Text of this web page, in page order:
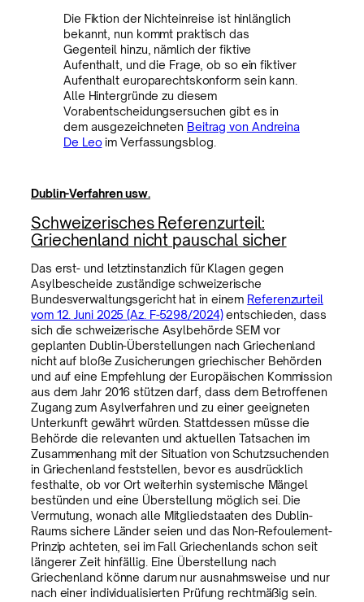
Die Fiktion der Nichteinreise ist hinlänglich
bekannt, nun kommt praktisch das
Gegenteil hinzu, nämlich der fiktive
Aufenthalt, und die Frage, ob so ein fiktiver
Aufenthalt europarechtskonform sein kann.
Alle Hintergründe zu diesem
Vorabentscheidungsersuchen gibt es in
dem ausgezeichneten Beitrag von Andreina
De Leoim Verfassungsblog.
Dublin-Verfahren usw.
Schweizerisches Referenzurteil:
Griechenland nicht pauschal sicher
Das erst- und letztinstanzlich für Klagen gegen
Asylbescheide zuständige schweizerische
Bundesverwaltungsgericht hat in einem Referenzurteil
vom 12. Juni 2025 (Az. F-5298/2024)entschieden, dass
sich die schweizerische Asylbehörde SEM vor
geplanten Dublin-Überstellungen nach Griechenland
nicht auf bloße Zusicherungen griechischer Behörden
und auf eine Empfehlung der Europäischen Kommission
aus dem Jahr 2016 stützen darf, dass dem Betroffenen
Zugang zum Asylverfahren und zu einer geeigneten
Unterkunft gewährt würden. Stattdessen müsse die
Behörde die relevanten und aktuellen Tatsachen im
Zusammenhang mit der Situation von Schutzsuchenden
in Griechenland feststellen, bevor es ausdrücklich
festhalte, ob vor Ort weiterhin systemische Mängel
bestünden und eine Überstellung möglich sei. Die
Vermutung, wonach alle Mitgliedstaaten des Dublin-
Raums sichere Länder seien und das Non-Refoulement-
Prinzip achteten, sei im Fall Griechenlands schon seit
längerer Zeit hinfällig. Eine Überstellung nach
Griechenland könne darum nur ausnahmsweise und nur
nach einer individualisierten Prüfung rechtmäßig sein.